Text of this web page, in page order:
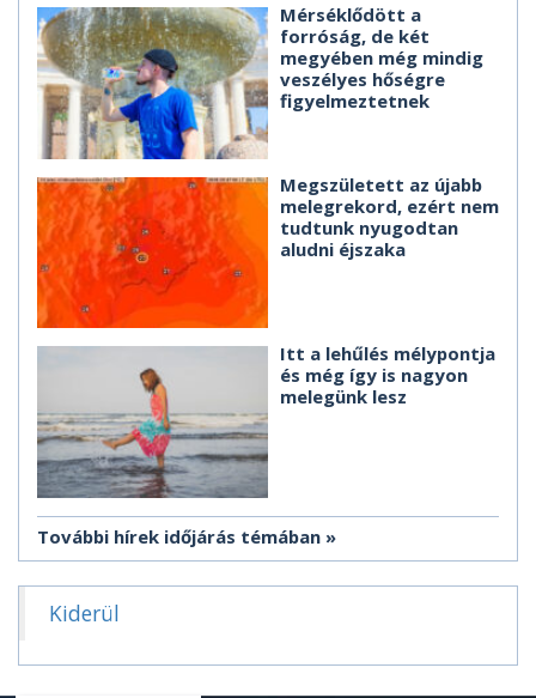
Mérséklődött a
forróság, de két
megyében még mindig
veszélyes hőségre
figyelmeztetnek
Megszületett az újabb
melegrekord, ezért nem
tudtunk nyugodtan
aludni éjszaka
Itt a lehűlés mélypontja
és még így is nagyon
melegünk lesz
További hírek időjárás témában
Kiderül